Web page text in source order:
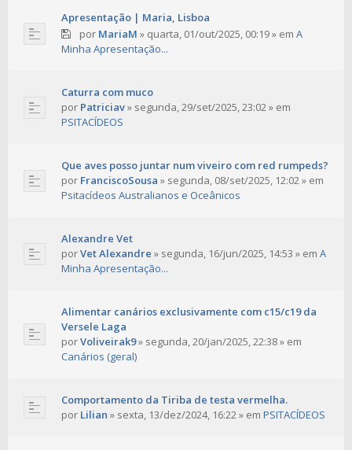
Apresentação | Maria, Lisboa
por MariaM » quarta, 01/out/2025, 00:19» em A
Minha Apresentação...
Caturra com muco
por Patriciav» segunda, 29/set/2025, 23:02» em
PSITACÍDEOS
Que aves posso juntar num viveiro com red rumpeds?
por FranciscoSousa » segunda, 08/set/2025, 12:02» em
Psitacídeos Australianos e Oceânicos
Alexandre Vet
porVet Alexandre » segunda, 16/jun/2025, 14:53 » em A
Minha Apresentação...
Alimentar canários exclusivamente com c15/c19 da
Versele Laga
porVoliveirak9» segunda, 20/jan/2025, 22:38» em
Canários (geral)
Comportamento da Tiriba de testa vermelha.
por Lilian » sexta, 13/dez/2024, 16:22» em PSITACÍDEOS